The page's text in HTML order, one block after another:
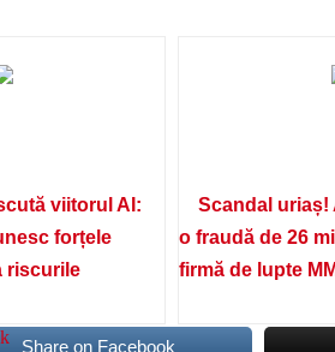
viitorul AI:
forțele
riscurile
Scandal uriaș!
o fraudă de 26
firmă de lupte
Share on Facebook